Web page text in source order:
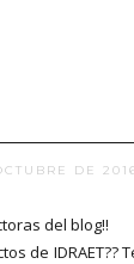
DE
del blog!!
de IDRAET??